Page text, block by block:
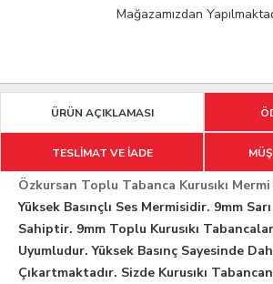
Mağazamızdan
ÜRÜN AÇIKLAMASI
TESLİMAT VE İADE
Özkursan Toplu Tabanca Kurusıkı Mermi
Yüksek Basınçlı Ses Mermisidir. 9mm
Sahiptir. 9mm Toplu Kurusıkı
Uyumludur. Yüksek Basınç Sayesinde
Çıkartmaktadır. Sizde Kurusıkı